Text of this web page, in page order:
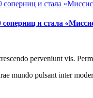
и стала
perveniunt vis.
mundo pulsant inter